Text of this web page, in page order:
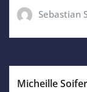
Sebastian
Micheille